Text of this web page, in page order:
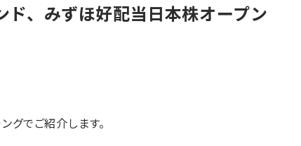
、みずほ好配当日本株オープン
グでご紹介します。